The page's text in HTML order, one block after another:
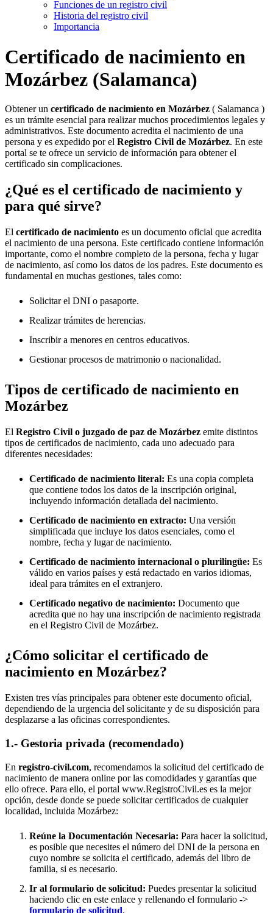
Funciones de un registro civil
Historia del registro civil
Importancia
Certificado de nacimiento en
Mozárbez (Salamanca)
Obtener un certificado de nacimiento en Mozárbez ( Salamanca )
es un trámite esencial para realizar muchos procedimientos legales y
administrativos. Este documento acredita el nacimiento de una
persona y es expedido por el Registro Civil de Mozárbez. En este
portal se te ofrece un servicio de información para obtener el
certificado sin complicaciones.
¿Qué es el certificado de nacimiento y
para qué sirve?
El certificado de nacimiento es un documento oficial que acredita
el nacimiento de una persona. Este certificado contiene información
importante, como el nombre completo de la persona, fecha y lugar
de nacimiento, así como los datos de los padres. Este documento es
fundamental en muchas gestiones, tales como:
Solicitar el DNI o pasaporte.
Realizar trámites de herencias.
Inscribir a menores en centros educativos.
Gestionar procesos de matrimonio o nacionalidad.
Tipos de certificado de nacimiento en
Mozárbez
El Registro Civil o juzgado de paz de Mozárbez emite distintos
tipos de certificados de nacimiento, cada uno adecuado para
diferentes necesidades:
Certificado de nacimiento literal: Es una copia completa
que contiene todos los datos de la inscripción original,
incluyendo información detallada del nacimiento.
Certificado de nacimiento en extracto: Una versión
simplificada que incluye los datos esenciales, como el
nombre, fecha y lugar de nacimiento.
Certificado de nacimiento internacional o plurilingüe: Es
válido en varios países y está redactado en varios idiomas,
ideal para trámites en el extranjero.
Certificado negativo de nacimiento: Documento que
acredita que no hay una inscripción de nacimiento registrada
en el Registro Civil de Mozárbez.
¿Cómo solicitar el certificado de
nacimiento en Mozárbez?
Existen tres vías principales para obtener este documento oficial,
dependiendo de la urgencia del solicitante y de su disposición para
desplazarse a las oficinas correspondientes.
1.- Gestoria privada (recomendado)
En registro-civil.com, recomendamos la solicitud del certificado de
nacimiento de manera online por las comodidades y garantías que
ello ofrece. Para ello, el portal www.RegistroCivil.es es la mejor
opción, desde donde se puede solicitar certificados de cualquier
localidad, incluida Mozárbez:
Reúne la Documentación Necesaria: Para hacer la solicitud,
es posible que necesites el número del DNI de la persona en
cuyo nombre se solicita el certificado, además del libro de
familia, si es necesario.
Ir al formulario de solicitud: Puedes presentar la solicitud
haciendo clic en este enlace y rellenando el formulario ->
formulario de solicitud.